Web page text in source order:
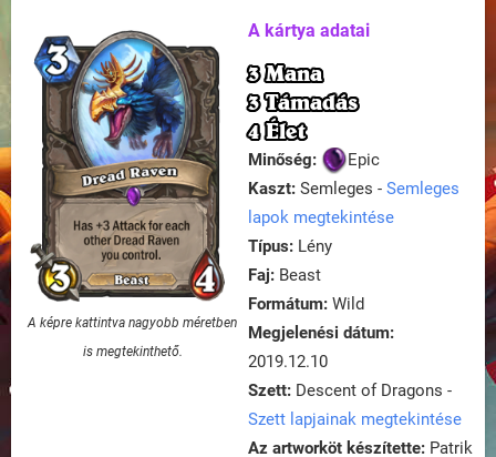
A képre kattintva nagyobb méretben
is megtekinthető.
A kártya adatai
3 Mana
3 Támadás
4 Élet
Minőség:
Epic
Kaszt: Semleges - Semleges
lapok megtekintése
Típus: Lény
Faj: Beast
Formátum: Wild
Megjelenési dátum:
2019.12.10
Szett: Descent of Dragons -
Szett lapjainak megtekintése
Az artworköt készítette: Patrik